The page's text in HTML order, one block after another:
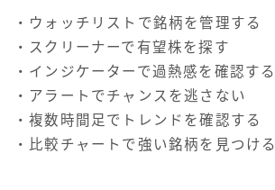
・ウォッチリストで銘柄を管理する
・スクリーナーで有望株を探す
・インジケーターで過熱感を確認する
・アラートでチャンスを逃さない
・複数時間足でトレンドを確認する
・比較チャートで強い銘柄を見つける